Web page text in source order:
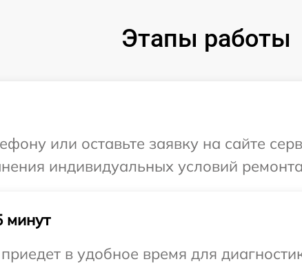
Этапы работы
или оставьте заявку на сайте
индивидуальных условий
минут
в удобное время для